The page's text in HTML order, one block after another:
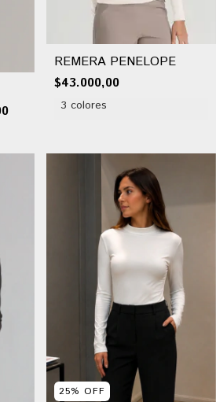
REMERA PENELOPE
$43.000,00
3 colores
25% OFF